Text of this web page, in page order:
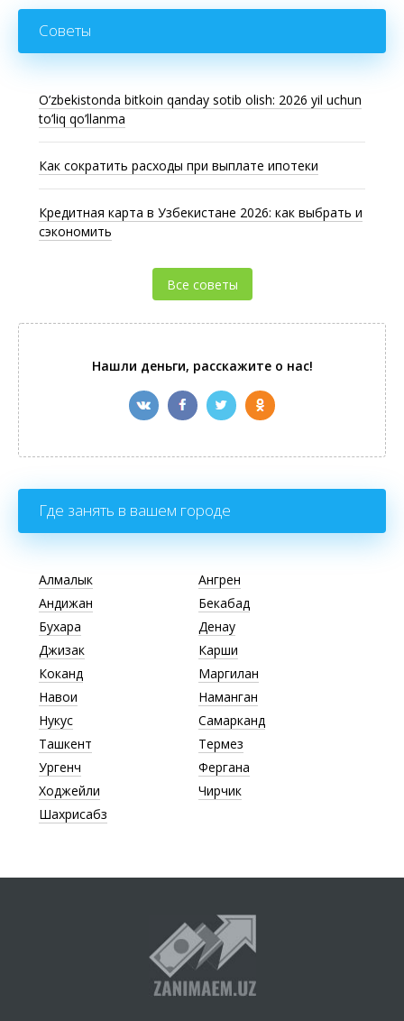
Советы
O’zbekistonda bitkoin qanday sotib olish: 2026 yil uchun
to’liq qo’llanma
Как сократить расходы при выплате ипотеки
Кредитная карта в Узбекистане 2026: как выбрать и
сэкономить
Все советы
Нашли деньги, расскажите о нас!
Где занять в вашем городе
Алмалык
Ангрен
Андижан
Бекабад
Бухара
Денау
Джизак
Карши
Коканд
Маргилан
Навои
Наманган
Нукус
Самарканд
Ташкент
Термез
Ургенч
Фергана
Ходжейли
Чирчик
Шахрисабз